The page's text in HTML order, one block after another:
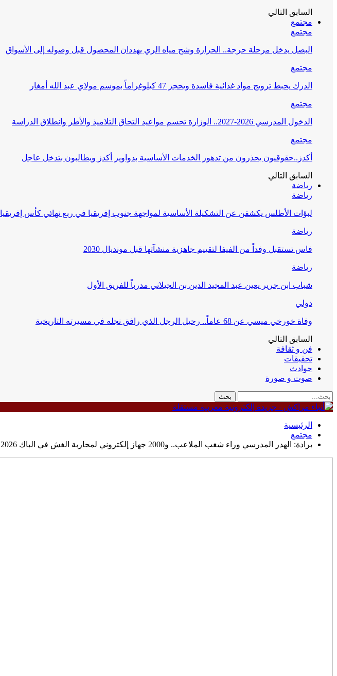
السابق التالي
مجتمع
مجتمع
البصل يدخل مرحلة حرجة.. الحرارة وشح مياه الري يهددان المحصول قبل وصوله إلى الأسواق
مجتمع
الدرك يحبط ترويج مواد غذائية فاسدة ويحجز 47 كيلوغراماً بموسم مولاي عبد الله أمغار
مجتمع
الدخول المدرسي 2026-2027.. الوزارة تحسم مواعيد التحاق التلاميذ والأطر وانطلاق الدراسة
مجتمع
أكدز..حقوقيون يحذرون من تدهور الخدمات الأساسية بدواوير أكدز ويطالبون بتدخل عاجل
السابق التالي
رياضة
رياضة
لبؤات الأطلس يكشفن عن التشكيلة الأساسية لمواجهة جنوب إفريقيا في ربع نهائي كأس إفريقيا
رياضة
فاس تستقبل وفداً من الفيفا لتقييم جاهزية منشآتها قبل مونديال 2030
رياضة
شباب ابن جرير يعين عبد المجيد الدين بن الجيلاني مدرباً للفريق الأول
دولي
وفاة خورخي ميسي عن 68 عاماً.. رحيل الرجل الذي رافق نجله في مسيرته التاريخية
السابق التالي
فن و ثقافة
تحقيقات
حوادث
صوت و صورة
الرئيسية
مجتمع
برادة: الهدر المدرسي وراء شغب الملاعب.. و2000 جهاز إلكتروني لمحاربة الغش في الباك 2026